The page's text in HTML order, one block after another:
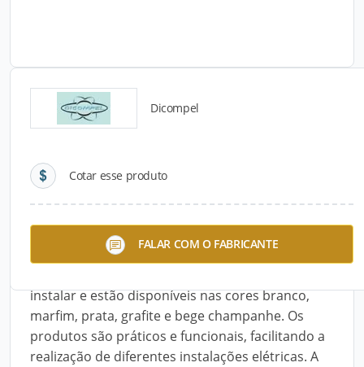
Dicompel
Cotar esse produto
FALAR COM O FABRICANTE
Detalhes do produto
Descrição do Produto
Os Interruptores e Tomadas da Linha Gênesis
são produzidos com design moderno, compondo
instalar e estão disponíveis nas cores branco,
marfim, prata, grafite e bege champanhe. Os
produtos são práticos e funcionais, facilitando a
realização de diferentes instalações elétricas. A